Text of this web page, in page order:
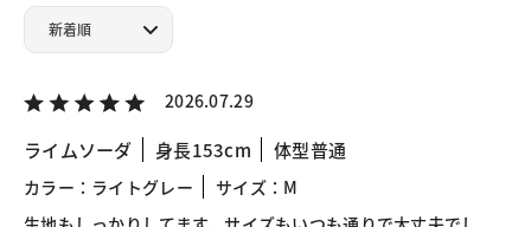
2026.07.29
ライムソーダ 身長153cm 体型普通
カラー：ライトグレー
サイズ：M